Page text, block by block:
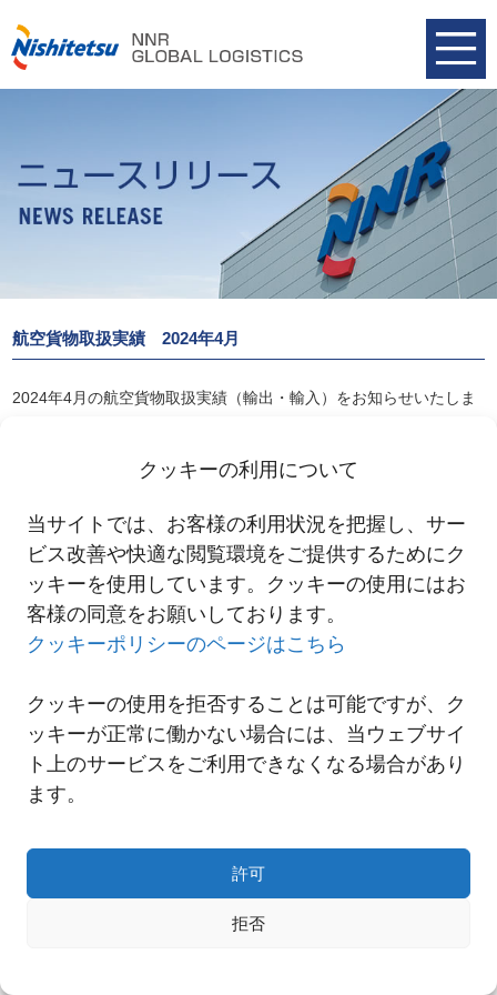
クッキーの利用について
当サイトでは、お客様の利用状況を把握し、サー
ビス改善や快適な閲覧環境をご提供するためにク
ッキーを使用しています。クッキーの使用にはお
客様の同意をお願いしております。
クッキーポリシーのページはこちら
クッキーの使用を拒否することは可能ですが、ク
ッキーが正常に働かない場合には、当ウェブサイ
ト上のサービスをご利用できなくなる場合があり
ます。
許可
拒否
航空貨物取扱実績 2024年4月
2024年4月の航空貨物取扱実績（輸出・輸入）をお知らせいたしま
一覧へ
Copyright© NNR GLOBAL LOGISTICS A Div.of Nishi-Nippon Railroad Co.,Ltd.